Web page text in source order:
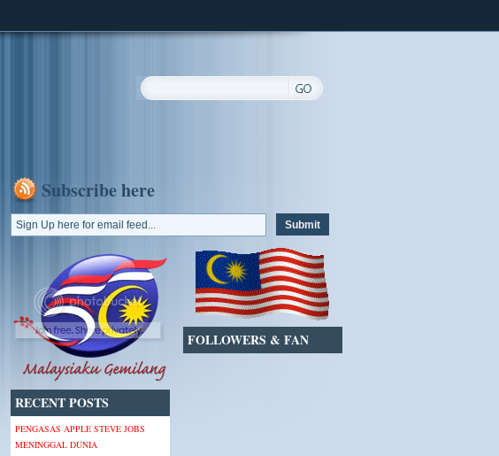
Subscribe here
RECENT POSTS
PENGASAS APPLE STEVE JOBS
MENINGGAL DUNIA
FOLLOWERS & FAN